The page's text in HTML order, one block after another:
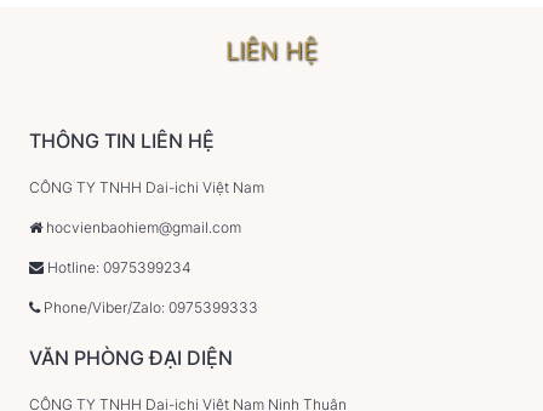
LIÊN HỆ
THÔNG TIN LIÊN HỆ
CÔNG TY TNHH Dai-ichi Việt Nam
hocvienbaohiem@gmail.com
Hotline: 0975399234
Phone/Viber/Zalo: 0975399333
VĂN PHÒNG ĐẠI DIỆN
CÔNG TY TNHH Dai-ichi Việt Nam Ninh Thuận